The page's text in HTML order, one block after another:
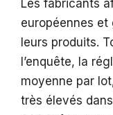
Les fabricants
européennes
leurs produits.
l’enquête, la
moyenne par
très élevés